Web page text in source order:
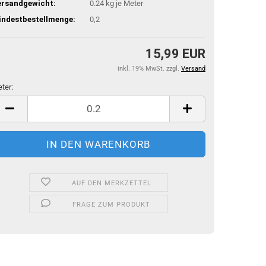
0.24 kg je Meter
0,2
15,99 EUR
inkl. 19% MwSt. zzgl. Versand
AUF DEN MERKZETTEL
FRAGE ZUM PRODUKT